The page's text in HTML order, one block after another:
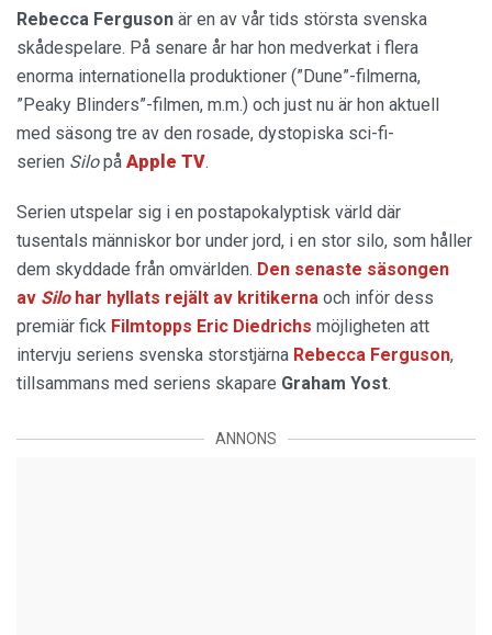
Rebecca Ferguson är en av vår tids största svenska
skådespelare. På senare år har hon medverkat i flera
enorma internationella produktioner (”Dune”-filmerna,
”Peaky Blinders”-filmen, m.m.) och just nu är hon aktuell
med säsong tre av den rosade, dystopiska sci-fi-
serien Silopå Apple TV.
Serien utspelar sig i en postapokalyptisk värld där
tusentals människor bor under jord, i en stor silo, som håller
dem skyddade från omvärlden. Den senaste säsongen
av Silo har hyllats rejält av kritikerna och inför dess
premiär fick Filmtopps Eric Diedrichs möjligheten att
intervju seriens svenska storstjärna Rebecca Ferguson,
tillsammans med seriens skapare Graham Yost.
ANNONS